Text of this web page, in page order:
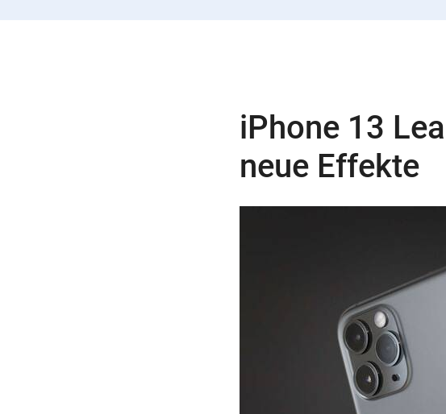
iPhone 13
neue Effekte